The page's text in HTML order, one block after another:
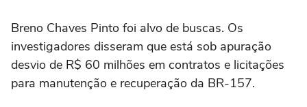
Breno Chaves Pinto foi alvo de buscas. Os
investigadores disseram que está sob apuração
desvio de R$ 60 milhões em contratos e licitações
para manutenção e recuperação da BR-157.